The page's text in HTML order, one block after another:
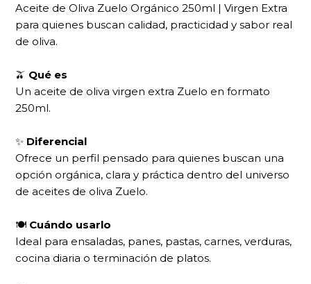
Aceite de Oliva Zuelo Orgánico 250ml | Virgen Extra
para quienes buscan calidad, practicidad y sabor real
de oliva.
🫒 Qué es
Un aceite de oliva virgen extra Zuelo en formato
250ml.
✨ Diferencial
Ofrece un perfil pensado para quienes buscan una
opción orgánica, clara y práctica dentro del universo
de aceites de oliva Zuelo.
🍽 Cuándo usarlo
Ideal para ensaladas, panes, pastas, carnes, verduras,
cocina diaria o terminación de platos.